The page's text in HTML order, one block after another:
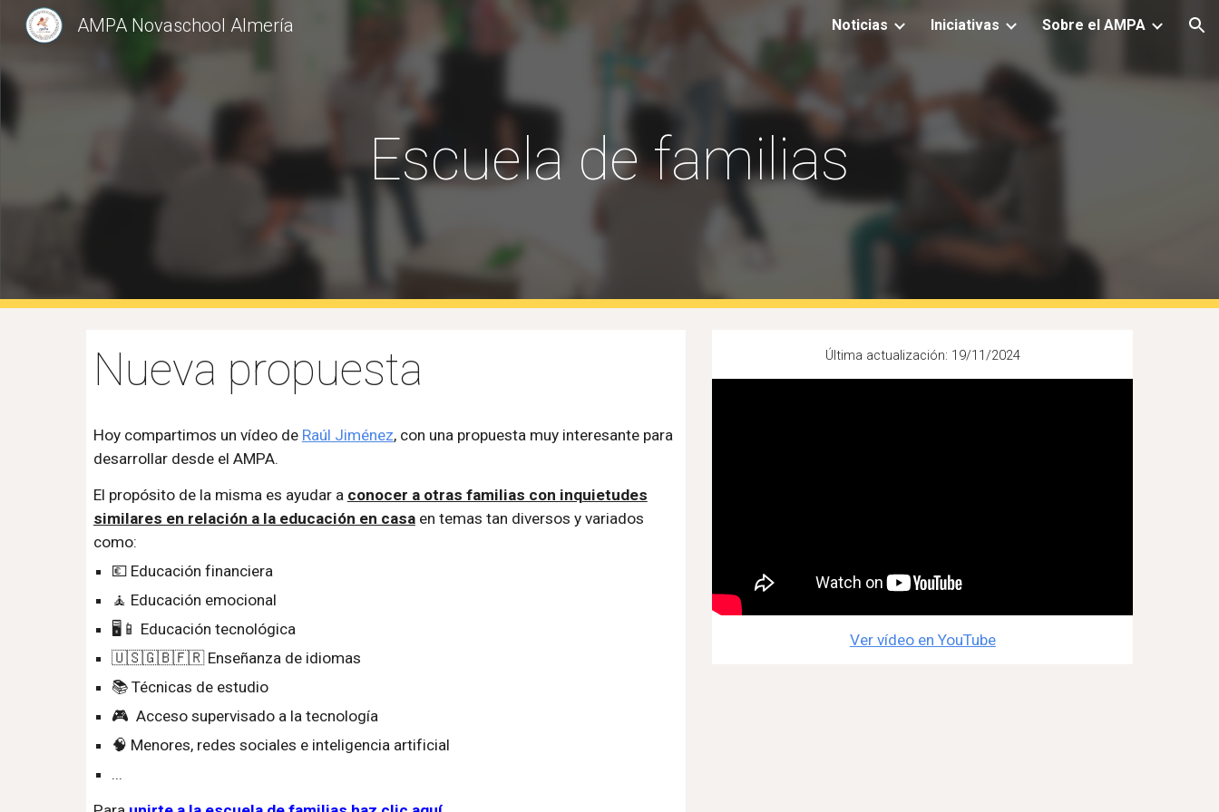
Skip to navigation
AMPA Novaschool Almería Noticias Iniciativas Sobre el AMPA
Escuela de familias
Nueva propuesta
Hoy compartimos un vídeo de Raúl Jiménez, con una propuesta muy interesante para
desarrollar desde el AMPA.
El propósito de la misma es ayudar a conocer a otras familias con inquietudes
similares en relación a la educación en casaen temas tan diversos y variados
como:
💶 Educación financiera
🧘 Educación emocional
🖥️📱 Educación tecnológica
🇺🇸🇬🇧🇫🇷 Enseñanza de idiomas
📚 Técnicas de estudio
🎮 Acceso supervisado a la tecnología
🧠 Menores, redes sociales e inteligencia artificial
...
Última actualización: 19/11/2024
Ver vídeo en YouTube